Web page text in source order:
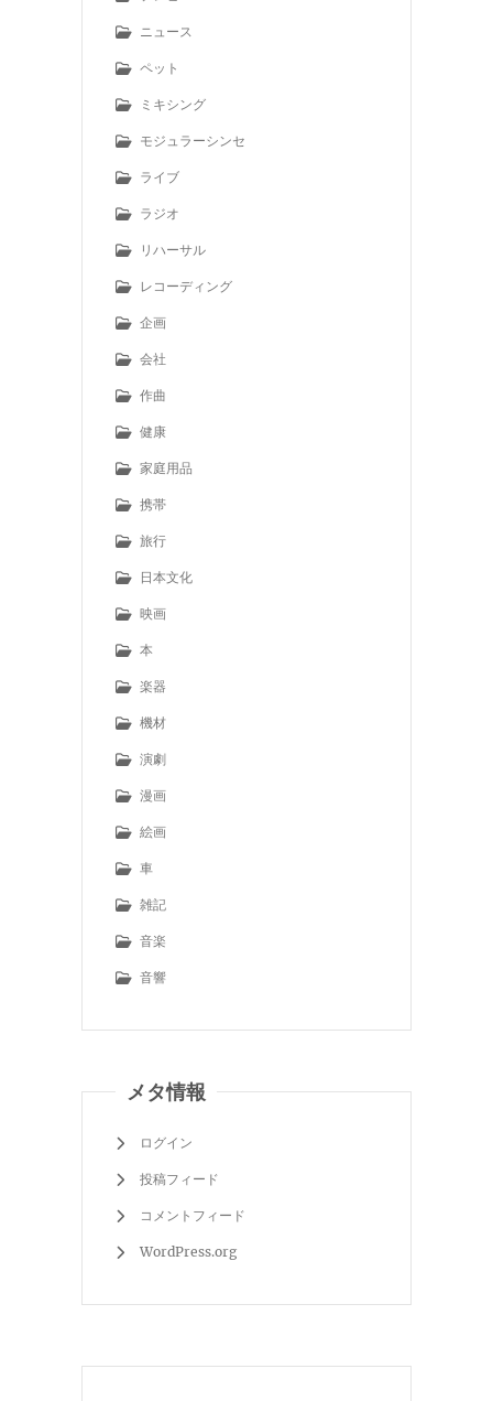
ニュース
ペット
ミキシング
モジュラーシンセ
ライブ
ラジオ
リハーサル
レコーディング
企画
会社
作曲
健康
家庭用品
携帯
旅行
日本文化
映画
本
楽器
機材
演劇
漫画
絵画
車
雑記
音楽
音響
メタ情報
ログイン
投稿フィード
コメントフィード
WordPress.org